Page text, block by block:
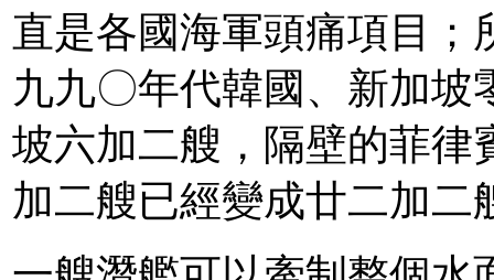
直是各國海軍頭痛項目；
九九〇年代韓國、新加
坡六加二艘，隔壁的菲律
加二艘已經變成廿二加二